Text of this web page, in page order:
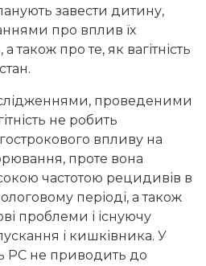
завести дитину,
про вплив їх
а також про те, як вагітність
проведеними
не робить
впливу на
проте вона
частотою рецидивів в
періоді, а також
проблеми і існуючу
і кишківника. У
РС не приводить до